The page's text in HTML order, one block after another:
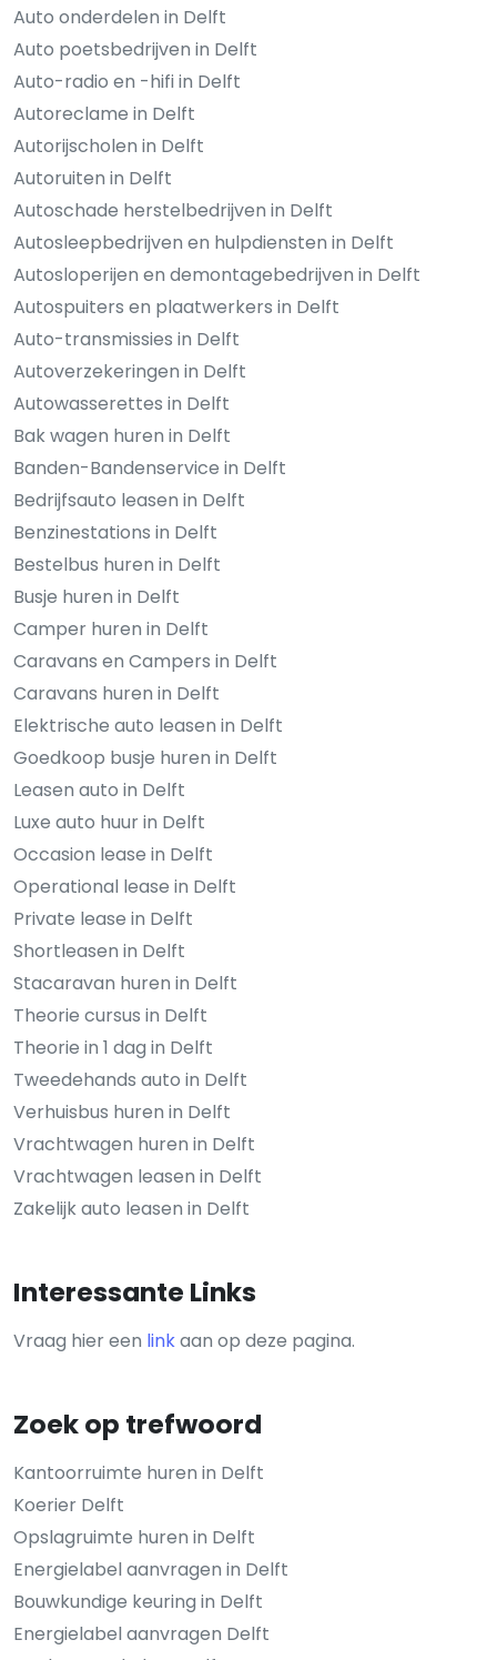
Auto onderdelen in Delft
Auto poetsbedrijven in Delft
Auto-radio en -hifi in Delft
Autoreclame in Delft
Autorijscholen in Delft
Autoruiten in Delft
Autoschade herstelbedrijven in Delft
Autosleepbedrijven en hulpdiensten in Delft
Autosloperijen en demontagebedrijven in Delft
Autospuiters en plaatwerkers in Delft
Auto-transmissies in Delft
Autoverzekeringen in Delft
Autowasserettes in Delft
Bak wagen huren in Delft
Banden-Bandenservice in Delft
Bedrijfsauto leasen in Delft
Benzinestations in Delft
Bestelbus huren in Delft
Busje huren in Delft
Camper huren in Delft
Caravans en Campers in Delft
Caravans huren in Delft
Elektrische auto leasen in Delft
Goedkoop busje huren in Delft
Leasen auto in Delft
Luxe auto huur in Delft
Occasion lease in Delft
Operational lease in Delft
Private lease in Delft
Shortleasen in Delft
Stacaravan huren in Delft
Theorie cursus in Delft
Theorie in 1 dag in Delft
Tweedehands auto in Delft
Verhuisbus huren in Delft
Vrachtwagen huren in Delft
Vrachtwagen leasen in Delft
Zakelijk auto leasen in Delft
Interessante Links
Vraag hier een linkaan op deze pagina.
Zoek op trefwoord
Kantoorruimte huren in Delft
Koerier Delft
Opslagruimte huren in Delft
Energielabel aanvragen in Delft
Bouwkundige keuring in Delft
Energielabel aanvragen Delft